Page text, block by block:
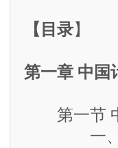
【目录】
第一章 中国
第一节 中
一、计算